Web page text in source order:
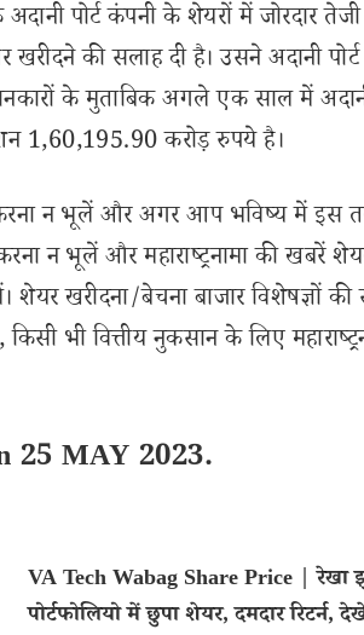
पोर्ट कंपनी के शेयरों में जोरदार
खरीदने की सलाह दी है। उसने अदानी
के मुताबिक अगले एक साल में
1,60,195.90 करोड़ रुपये है।
न भूलें और अगर आप भविष्य में इस
न भूलें और महाराष्ट्रनामा की खबरें
खरीदना/बेचना बाजार विशेषज्ञों की
भी वित्तीय नुकसान के लिए
25 MAY 2023.
VA Tech Wabag Share Price | रेखा
पोर्टफोलियो में छुपा शेयर, दमदार रिटर्न,